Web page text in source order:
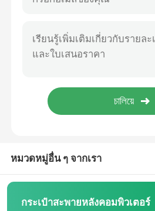
หมวดหมู่อื่น ๆ จากเรา
กระเป๋าสะพายหลังคอมพิวเตอร์